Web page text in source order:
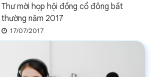
Thư mời họp hội đồng cổ đông bất
thường năm 2017
17/07/2017